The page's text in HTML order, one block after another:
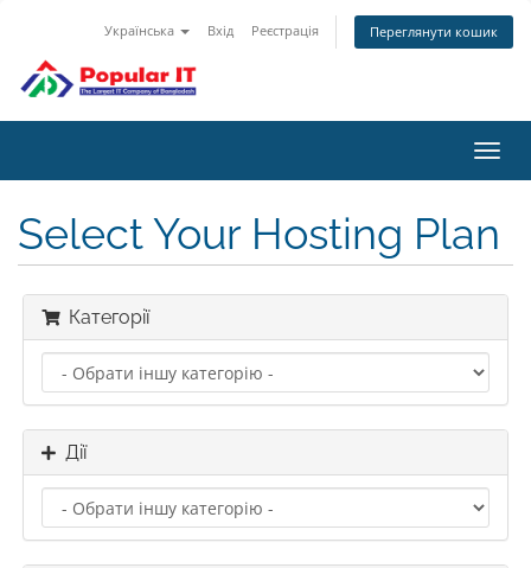
Українська Вхід Реєстрація Переглянути кошик
Select Your Hosting Plan
Категорії
Дії